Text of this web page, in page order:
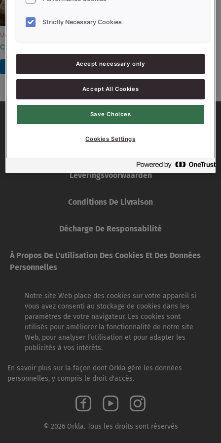
Uncategorized
CROP PAIN BUCHERON
Leveringsvoorwaarden
Conditions De Livraison
Décharge De Responsabilité
À Propos De L'utilisation Des Cookies Et Des Données
Personnelles
Notre site Web place des cookies sur votre appareil si
vous avez consenti au stockage de cookies dans les
paramètres de votre navigateur. Les cookies sont
utilisés pour améliorer la fonctionnalité de notre site
Web, pour analyser l’utilisation et pour adapter les
publicités à vos intérêts.
En savoir plus sur la façon dont Orkla gère les données
personnelles, y compris le droit d'accès.
© 2026 Orkla. Tous les droits sont réservés
Strictly Necessary Cookies
Accept necessary only
Accept All Cookies
Save Choices
Cookies Settings